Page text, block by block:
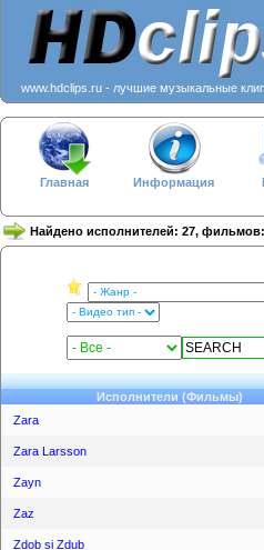
www.hdclips.ru - лучшие музыкальные
Главная Информация
Найдено исполнителей: 27,
Исполнители (Фильмы)
Zara
Zara Larsson
Zayn
Zaz
Zdob si Zdub